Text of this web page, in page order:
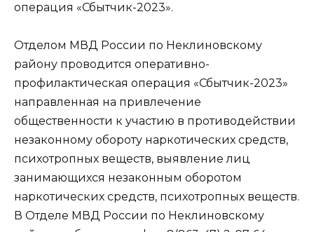
операция «Сбытчик-2023».
Отделом МВД России по Неклиновскому
району проводится оперативно-
профилактическая операция «Сбытчик-2023»
направленная на привлечение
общественности к участию в противодействии
незаконному обороту наркотических средств,
психотропных веществ, выявление лиц
занимающихся незаконным оборотом
наркотических средств, психотропных веществ.
В Отделе МВД России по Неклиновскому